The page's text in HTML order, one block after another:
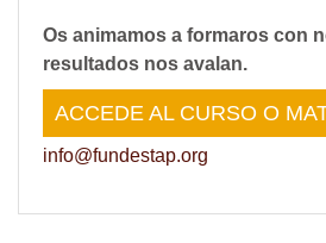
Os animamos a formaros con
resultados nos avalan.
ACCEDE AL CURSO O
info@fundestap.org